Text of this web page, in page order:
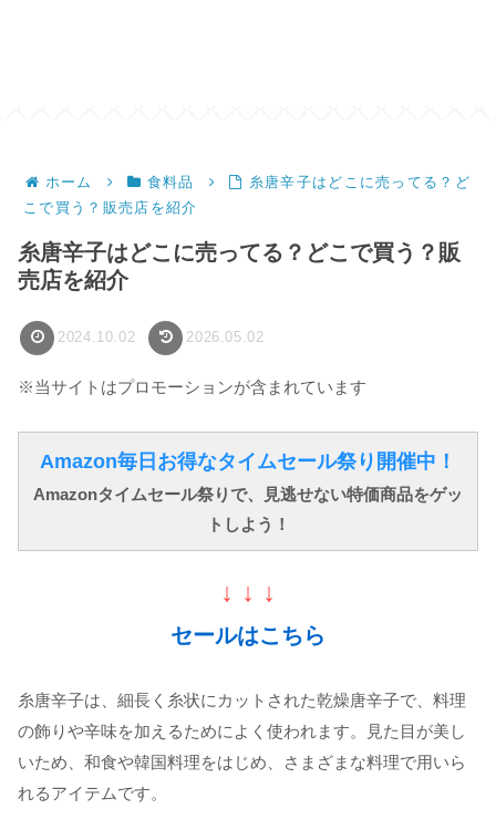
ホーム 食料品
糸唐辛子はどこに売ってる？ど
こで買う？販売店を紹介
糸唐辛子はどこに売ってる？どこで買う？販
売店を紹介
2024.10.02 2026.05.02
※当サイトはプロモーションが含まれています
Amazon毎日お得なタイムセール祭り開催中！
Amazonタイムセール祭りで、見逃せない特価商品をゲッ
トしよう！
↓ ↓ ↓
セールはこちら
糸唐辛子は、細長く糸状にカットされた乾燥唐辛子で、料理
の飾りや辛味を加えるためによく使われます。見た目が美し
いため、和食や韓国料理をはじめ、さまざまな料理で用いら
れるアイテムです。